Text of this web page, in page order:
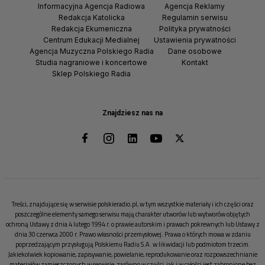
Znajdziesz nas na
Informacyjna Agencja Radiowa
Redakcja Katolicka
Redakcja Ekumeniczna
Centrum Edukacji Medialnej
Agencja Muzyczna Polskiego Radia
Studia nagraniowe i koncertowe
Sklep Polskiego Radia
Agencja Reklamy
Regulamin serwisu
Polityka prywatności
Ustawienia prywatności
Dane osobowe
Kontakt
Treści, znajdujące się w serwisie polskieradio.pl, w tym wszystkie materiały i ich części oraz
poszczególne elementy samego serwisu mają charakter utworów lub wytworów objętych
ochroną Ustawy z dnia 4 lutego 1994 r. o prawie autorskim i prawach pokrewnych lub Ustawy z
dnia 30 czerwca 2000 r. Prawo własności przemysłowej. Prawa o których mowa w zdaniu
poprzedzającym przysługują Polskiemu Radiu S.A. w likwidacji lub podmiotom trzecim.
Jakiekolwiek kopiowanie, zapisywanie, powielanie, reprodukowanie oraz rozpowszechnianie